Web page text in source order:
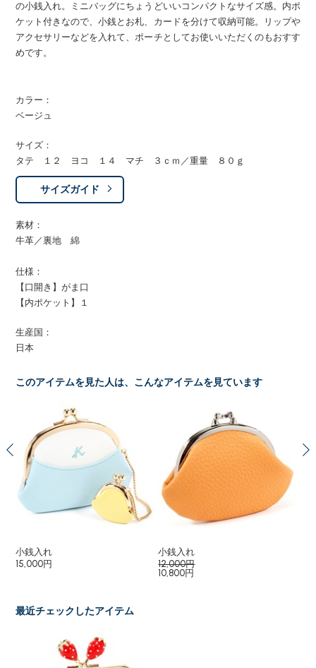
の小銭入れ。ミニバッグにちょうどいいコンパクトなサイズ感。内ポ
ケット付きなので、小銭とお札、カードを分けて収納可能。リップや
アクセサリーなどを入れて、ポーチとしてお使いいただくのもおすす
めです。
カラー：
ベージュ
サイズ：
タテ １２ ヨコ １４ マチ ３ｃｍ／重量 ８０ｇ
サイズガイド
素材：
牛革／裏地 綿
仕様：
【口開き】がま口
【内ポケット】１
生産国：
日本
このアイテムを見た人は、こんなアイテムを見ています
小銭入れ
15,000円
小銭入れ
12,000円
10,800円
最近チェックしたアイテム